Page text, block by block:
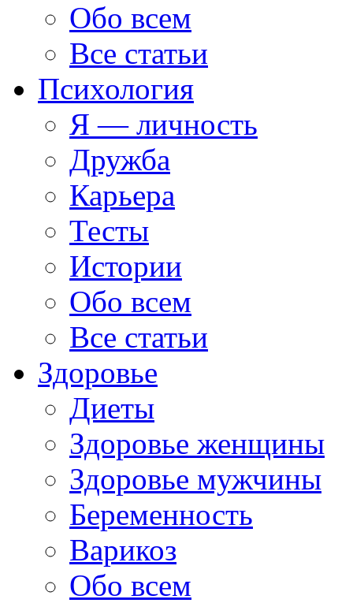
Обо всем
Все статьи
Психология
Я — личность
Дружба
Карьера
Тесты
Истории
Обо всем
Все статьи
Здоровье
Диеты
Здоровье женщины
Здоровье мужчины
Беременность
Варикоз
Обо всем